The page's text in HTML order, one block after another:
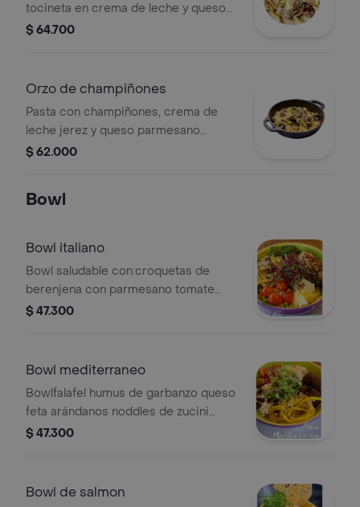
tocineta en crema de leche y queso
parmesano aparte.
$ 64.700
Orzo de champiñones
Pasta con champiñones, crema de
leche jerez y queso parmesano
aparte.
$ 62.000
Bowl
Bowl italiano
Bowl saludable con:croquetas de
berenjena con parmesano tomate
cherrylascas de parmesano noddles
$ 47.300
Bowl mediterraneo
Bowlfalafel humus de garbanzo queso
feta arándanos noddles de zucini
tomate cherry brotes de temporada
$ 47.300
Bowl de salmon